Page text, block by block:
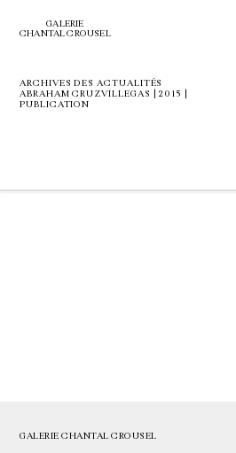
GALERIE
CHANTAL CROUSEL
ARCHIVES DES ACTUALITÉS
ABRAHAM CRUZVILLEGAS | 2015 |
PUBLICATION
GALERIE CHANTAL CROUSEL